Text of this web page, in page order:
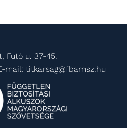
Futó u. 37-45.
mail: titkarsag@fbamsz.hu